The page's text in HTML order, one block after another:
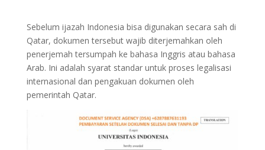
Sebelum ijazah Indonesia bisa digunakan secara sah di
Qatar, dokumen tersebut wajib diterjemahkan oleh
penerjemah tersumpah ke bahasa Inggris atau bahasa
Arab. Ini adalah syarat standar untuk proses legalisasi
internasional dan pengakuan dokumen oleh
pemerintah Qatar.